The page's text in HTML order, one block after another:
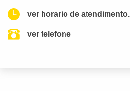
ver horario de atendimento.
ver telefone